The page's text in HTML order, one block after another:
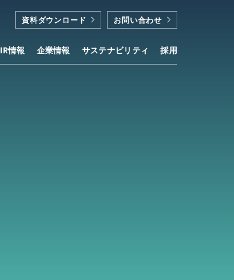
IR情報 企業情報 サステナビリティ 採用
資料ダウンロード お問い合わせ